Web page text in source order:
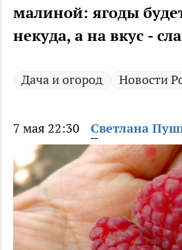
малиной: ягоды
некуда, а на вкус -
Дача и огород Новости
7 мая 22:30 Светлана